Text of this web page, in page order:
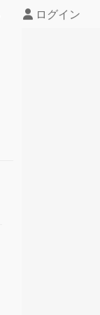
ログイン